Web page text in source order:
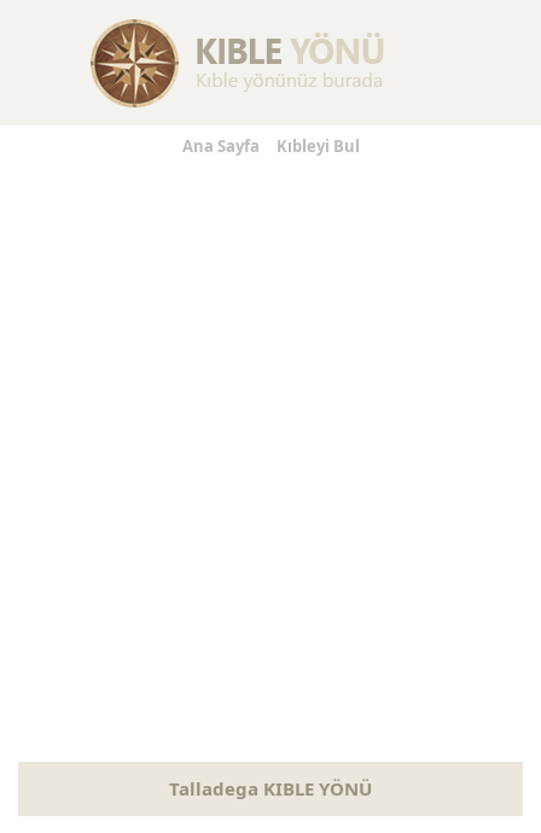
Replica Handbags
Ana Sayfa Kıbleyi Bul
Talladega KIBLE YÖNÜ